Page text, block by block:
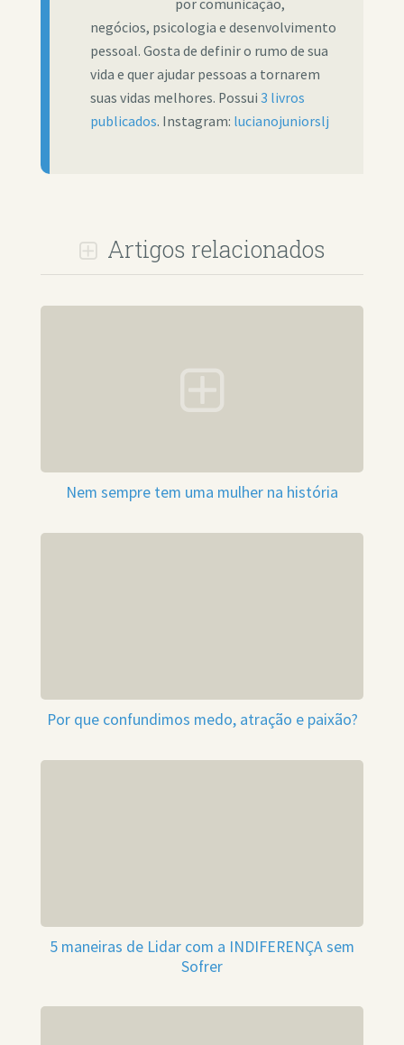
por comunicação,
negócios, psicologia e desenvolvimento
pessoal. Gosta de definir o rumo de sua
vida e quer ajudar pessoas a tornarem
suas vidas melhores. Possui 3 livros
publicados. Instagram: lucianojuniorslj
Artigos relacionados
Nem sempre tem uma mulher na história
Por que confundimos medo, atração e paixão?
5 maneiras de Lidar com a INDIFERENÇA sem
Sofrer